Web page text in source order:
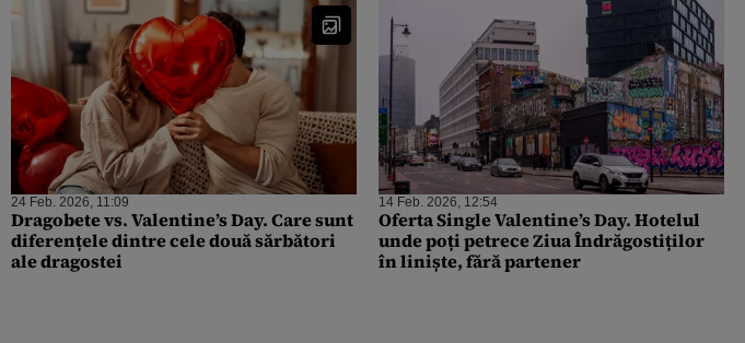
24 Feb. 2026, 11:09
Dragobete vs. Valentine’s Day. Care sunt
diferențele dintre cele două sărbători
ale dragostei
14 Feb. 2026, 12:54
Oferta Single Valentine’s Day. Hotelul
unde poți petrece Ziua Îndrăgostiților
în liniște, fără partener